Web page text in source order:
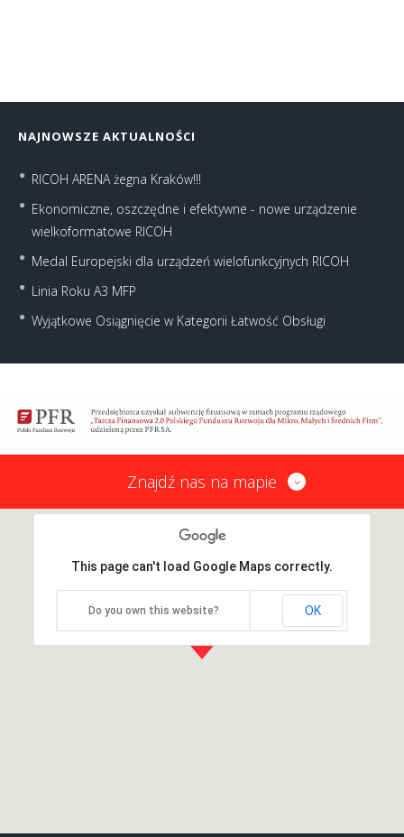
NAJNOWSZE AKTUALNOŚCI
RICOH ARENA żegna Kraków!!!
Ekonomiczne, oszczędne i efektywne - nowe urządzenie
wielkoformatowe RICOH
Medal Europejski dla urządzeń wielofunkcyjnych RICOH
Linia Roku A3 MFP
Wyjątkowe Osiągnięcie w Kategorii Łatwość Obsługi
Znajdź nas na mapie
This page can't load Google Maps correctly.
Do you own this website? OK